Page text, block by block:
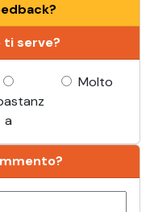
ti serve?
a
Molto